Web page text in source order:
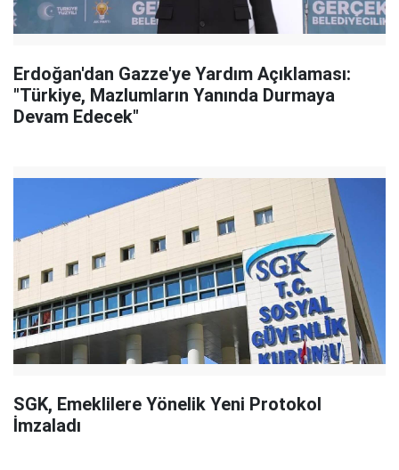
Erdoğan'dan Gazze'ye Yardım Açıklaması:
"Türkiye, Mazlumların Yanında Durmaya
Devam Edecek"
SGK, Emeklilere Yönelik Yeni Protokol
İmzaladı